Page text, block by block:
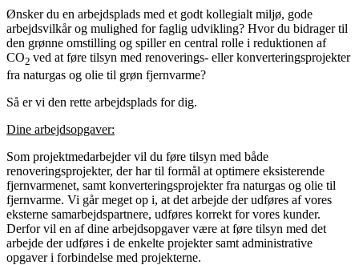
Ønsker du en arbejdsplads med et godt kollegialt miljø, gode
arbejdsvilkår og mulighed for faglig udvikling? Hvor du bidrager til
den grønne omstilling og spiller en central rolle i reduktionen af
CO2 ved at føre tilsyn med renoverings- eller konverteringsprojekter
fra naturgas og olie til grøn fjernvarme?
Så er vi den rette arbejdsplads for dig.
Dine arbejdsopgaver:
Som projektmedarbejder vil du føre tilsyn med både
renoveringsprojekter, der har til formål at optimere eksisterende
fjernvarmenet, samt konverteringsprojekter fra naturgas og olie til
fjernvarme. Vi går meget op i, at det arbejde der udføres af vores
eksterne samarbejdspartnere, udføres korrekt for vores kunder.
Derfor vil en af dine arbejdsopgaver være at føre tilsyn med det
arbejde der udføres i de enkelte projekter samt administrative
opgaver i forbindelse med projekterne.